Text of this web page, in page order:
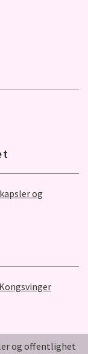
og
og offentlighet